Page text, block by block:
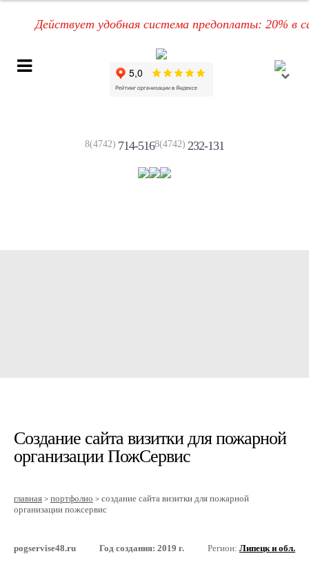
Действует удобная система предоплаты: 20% в
8(4742) 714-5168(4742) 232-131
Создание сайта визитки для пожарной
организации ПожСервис
главная > портфолио > создание сайта визитки для пожарной
организации пожсервис
pogservise48.ru Год создания: 2019 г. Регион: Липецк и обл.